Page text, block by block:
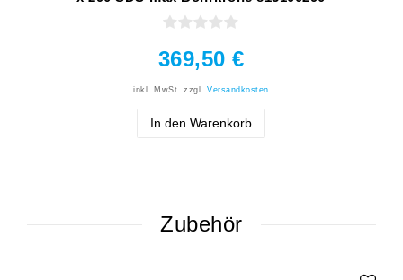
369,50 €
inkl. MwSt. zzgl.Versandkosten
In den Warenkorb
Zubehör